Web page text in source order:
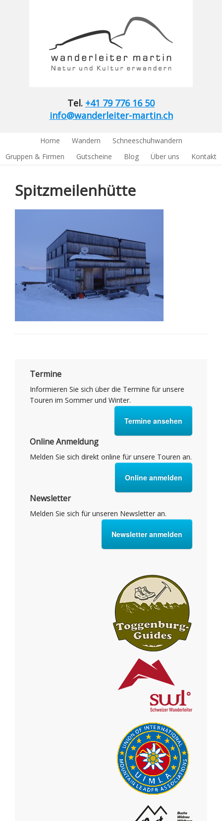
Tel. +41 79 776 16 50
info@wanderleiter-martin.ch
Home Wandern
Schneeschuhwandern
Gruppen & Firmen
Gutscheine Blog Über uns Kontakt
Spitzmeilenhütte
Termine
Informieren Sie sich über die Termine für unsere
Touren im Sommer und Winter.
Termine ansehen
Online Anmeldung
Melden Sie sich direkt online für unsere Touren an.
Online anmelden
Newsletter
Melden Sie sich für unseren Newsletter an.
Newsletter anmelden